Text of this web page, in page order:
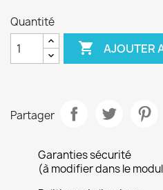
Quantité
 AJOUTER
Partager
Garanties sécurité
(à modifier dans le